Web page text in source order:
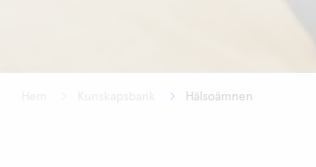
Hälsoämnen